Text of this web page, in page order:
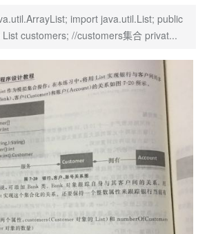
import java.util.List; public
customers; //customers集合 privat...